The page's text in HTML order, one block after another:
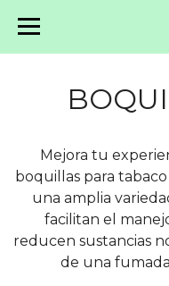
Mejora tu
boquillas para
una amplia
facilitan el
reducen sustancias
de una